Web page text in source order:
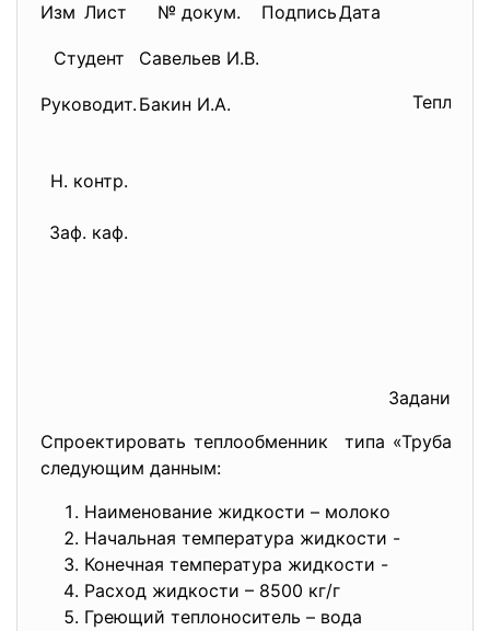
Изм Лист № докум. ПодписьДата
Студент
Савельев И.В.
Руководит. Бакин И.А.
Н. контр.
Заф. каф.
Задание
Спроектировать теплообменник типа «Труба в
следующим данным:
Наименование жидкости – молоко
Начальная температура жидкости -
Конечная температура жидкости -
Расход жидкости – 8500 кг/г
Греющий теплоноситель – вода